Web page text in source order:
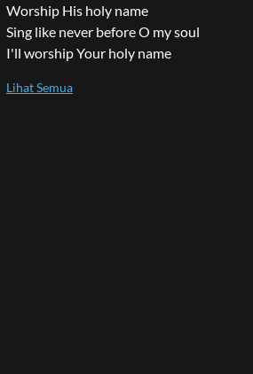
Worship His holy name
Sing like never before O my soul
I'll worship Your holy name